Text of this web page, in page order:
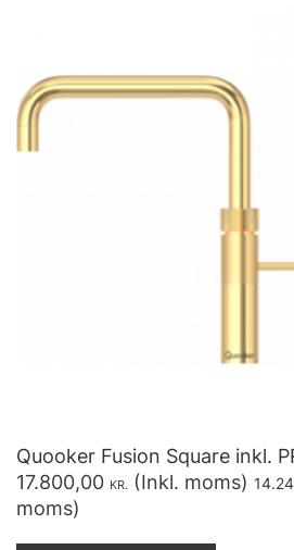
Quooker Fusion Square inkl.
17.800,00 KR. (Inkl. moms)
moms)